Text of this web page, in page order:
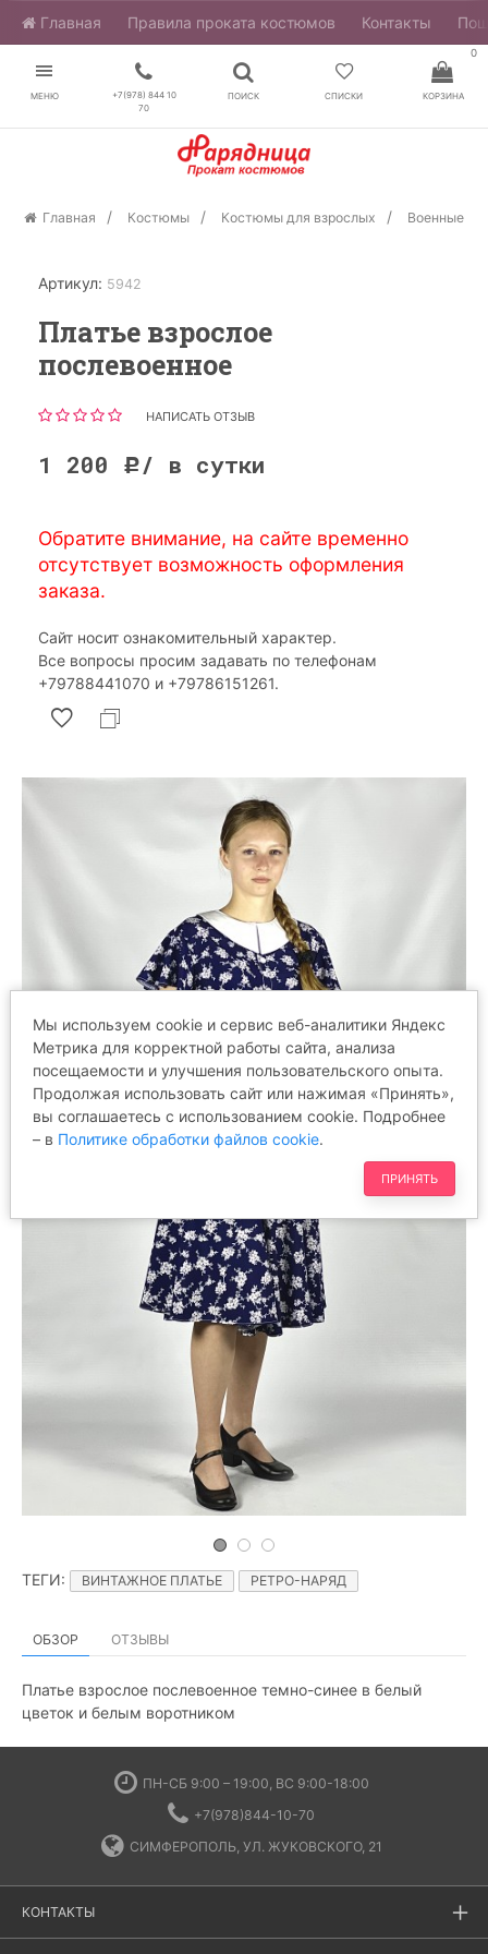
Главная ​Правила проката костюмов Контакты
МЕНЮ
+7(978) 844 10
70
ПОИСК СПИСКИ
0
КОРЗИНА
Главная Костюмы Костюмы для взрослых Военные
Артикул: 5942
Платье взрослое
послевоенное
НАПИСАТЬ ОТЗЫВ
1 200 Р / в сутки
Обратите внимание, на сайте временно
отсутствует возможность оформления
заказа.
Сайт носит ознакомительный характер.
Все вопросы просим задавать по телефонам
‎+79788441070 и ‎+79786151261.
ТЕГИ: ВИНТАЖНОЕ ПЛАТЬЕ РЕТРО-НАРЯД
ОБЗОР ОТЗЫВЫ
Платье взрослое послевоенное темно-синее в белый
цветок и белым воротником
ПН-СБ 9:00 – 19:00, ВС 9:00-18:00
+7(978)844-10-70
СИМФЕРОПОЛЬ, УЛ. ЖУКОВСКОГО, 21
КОНТАКТЫ
Мы используем cookie и сервис веб-аналитики Яндекс
Метрика для корректной работы сайта, анализа
посещаемости и улучшения пользовательского опыта.
Продолжая использовать сайт или нажимая «Принять»,
вы соглашаетесь с использованием cookie. Подробнее
– в Политике обработки файлов cookie.
ПРИНЯТЬ